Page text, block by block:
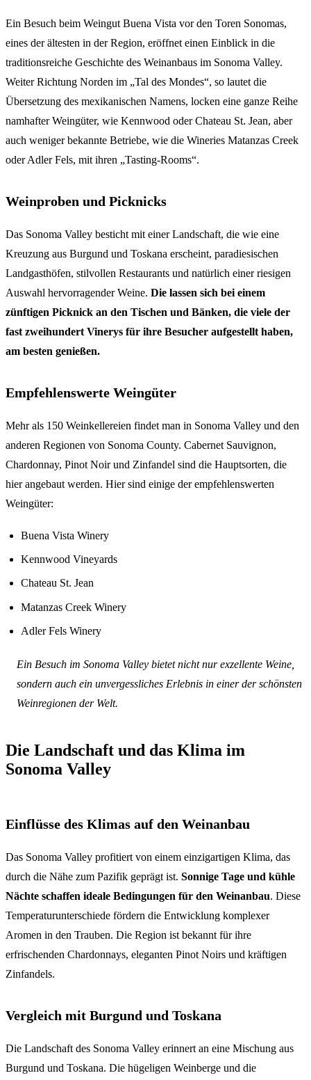
Ein Besuch beim Weingut Buena Vista vor den Toren Sonomas,
eines der ältesten in der Region, eröffnet einen Einblick in die
traditionsreiche Geschichte des Weinanbaus im Sonoma Valley.
Weiter Richtung Norden im „Tal des Mondes“, so lautet die
Übersetzung des mexikanischen Namens, locken eine ganze Reihe
namhafter Weingüter, wie Kennwood oder Chateau St. Jean, aber
auch weniger bekannte Betriebe, wie die Wineries Matanzas Creek
oder Adler Fels, mit ihren „Tasting-Rooms“.
Weinproben und Picknicks
Das Sonoma Valley besticht mit einer Landschaft, die wie eine
Kreuzung aus Burgund und Toskana erscheint, paradiesischen
Landgasthöfen, stilvollen Restaurants und natürlich einer riesigen
Auswahl hervorragender Weine. Die lassen sich bei einem
zünftigen Picknick an den Tischen und Bänken, die viele der
fast zweihundert Vinerys für ihre Besucher aufgestellt haben,
am besten genießen.
Empfehlenswerte Weingüter
Mehr als 150 Weinkellereien findet man in Sonoma Valley und den
anderen Regionen von Sonoma County. Cabernet Sauvignon,
Chardonnay, Pinot Noir und Zinfandel sind die Hauptsorten, die
hier angebaut werden. Hier sind einige der empfehlenswerten
Weingüter:
Buena Vista Winery
Kennwood Vineyards
Chateau St. Jean
Matanzas Creek Winery
Adler Fels Winery
Ein Besuch im Sonoma Valley bietet nicht nur exzellente Weine,
sondern auch ein unvergessliches Erlebnis in einer der schönsten
Weinregionen der Welt.
Die Landschaft und das Klima im
Sonoma Valley
Einflüsse des Klimas auf den Weinanbau
Das Sonoma Valley profitiert von einem einzigartigen Klima, das
durch die Nähe zum Pazifik geprägt ist. Sonnige Tage und kühle
Nächte schaffen ideale Bedingungen für den Weinanbau. Diese
Temperaturunterschiede fördern die Entwicklung komplexer
Aromen in den Trauben. Die Region ist bekannt für ihre
erfrischenden Chardonnays, eleganten Pinot Noirs und kräftigen
Zinfandels.
Vergleich mit Burgund und Toskana
Die Landschaft des Sonoma Valley erinnert an eine Mischung aus
Burgund und Toskana. Die hügeligen Weinberge und die